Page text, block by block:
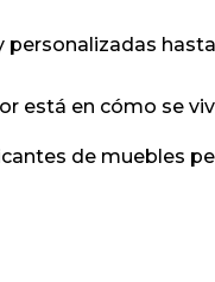
personalizadas
está en cómo se